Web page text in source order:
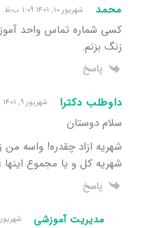
محمد شهریور ۱۰, ۱۴۰۱ ۱:۰۹ ب٫ظ
کسی شماره تماس واحد
زنگ بزنم.
پاسخ
داوطلب دکترا شهریور ۹, ۱۴۰۱ ۵:۰۴ ب٫ظ
سلام دوستان
شهریه کل و یا مجموع
پاسخ
مدیریت آموزشی شهریور ۹, ۱۴۰۱ ۹:۵۳